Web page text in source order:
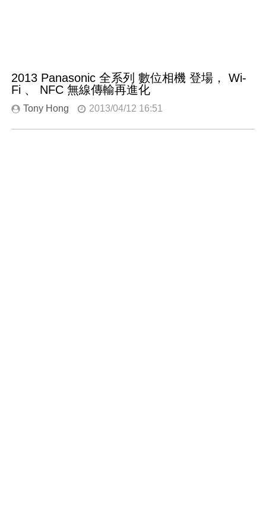
2013 Panasonic 全系列 數位相機 登場， Wi-
Fi 、 NFC 無線傳輸再進化
Tony Hong 2013/04/12 16:51